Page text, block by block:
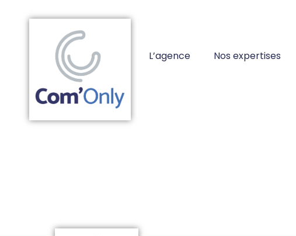
L’agence Nos expertises